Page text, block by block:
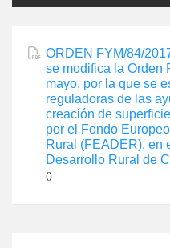
ORDEN FYM/84/
se modifica la Orden
mayo, por la que se
reguladoras de las
creación de
por el Fondo
Rural (FEADER), en
Desarrollo Rural de
()